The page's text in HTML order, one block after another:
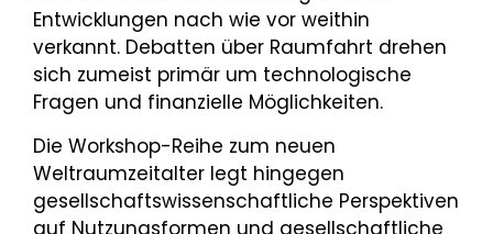
Entwicklungen nach wie vor weithin
verkannt. Debatten über Raumfahrt drehen
sich zumeist primär um technologische
Fragen und finanzielle Möglichkeiten.
Die Workshop-Reihe zum neuen
Weltraumzeitalter legt hingegen
gesellschaftswissenschaftliche Perspektiven
auf Nutzungsformen und gesellschaftliche